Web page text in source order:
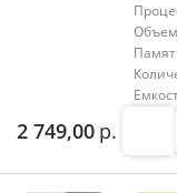
2 749,00 р.